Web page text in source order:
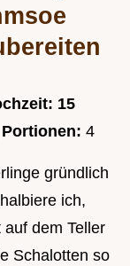
15
Portionen: 4
gründlich
ich,
dem Teller
Schalotten so